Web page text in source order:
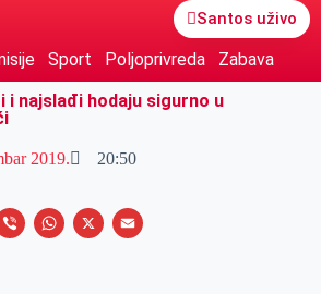
Santos uživo
Sport Poljoprivreda
Zabava
i najslađi hodaju sigurno u
2019. 20:50
V
W
X
E